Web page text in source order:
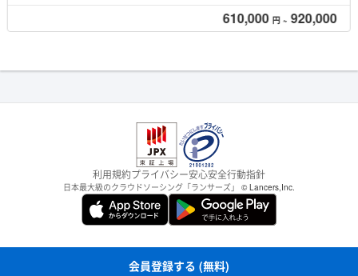
500,000 円~ 750,000
会員登録する (無料)
利用規約プライバシー安心安全行動指針
日本最大級のクラウドソーシング「ランサーズ」 © Lancers,Inc.